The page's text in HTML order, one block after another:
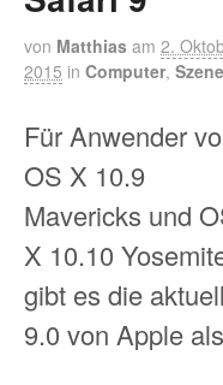
von Matthias am 2.
2015 in Computer, Szene
Für Anwender
OS X 10.9
Mavericks und
X 10.10
gibt es die
9.0 von Apple